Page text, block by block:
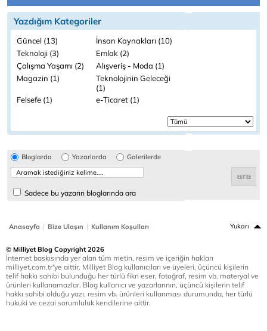
Yazdığım Kategoriler
Güncel (13)
İnsan Kaynakları (10)
Teknoloji (3)
Emlak (2)
Çalışma Yaşamı (2)
Alışveriş - Moda (1)
Magazin (1)
Teknolojinin Geleceği
(1)
Felsefe (1) e-Ticaret (1)
Bloglarda Yazarlarda Galerilerde
Sadece bu yazarın bloglarında ara
Anasayfa | Bize Ulaşın | Kullanım Koşulları Yukarı
© Milliyet Blog Copyright 2026
İnternet baskısında yer alan tüm metin, resim ve içeriğin hakları
milliyet.com.tr'ye aittir. Milliyet Blog kullanıcıları ve üyeleri, üçüncü kişilerin
telif hakkı sahibi bulunduğu her türlü fikri eser, fotoğraf, resim vb. materyal ve
ürünleri kullanamazlar. Blog kullanıcı ve yazarlarının, üçüncü kişilerin telif
hakkı sahibi olduğu yazı, resim vb. ürünleri kullanması durumunda, her türlü
hukuki ve cezai sorumluluk kendilerine aittir.